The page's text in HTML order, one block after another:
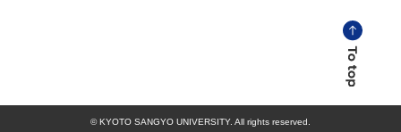
© KYOTO SANGYO UNIVERSITY. All rights reserved.